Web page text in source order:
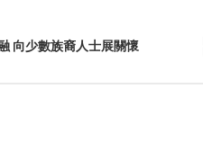
向少數族裔人士展關懷